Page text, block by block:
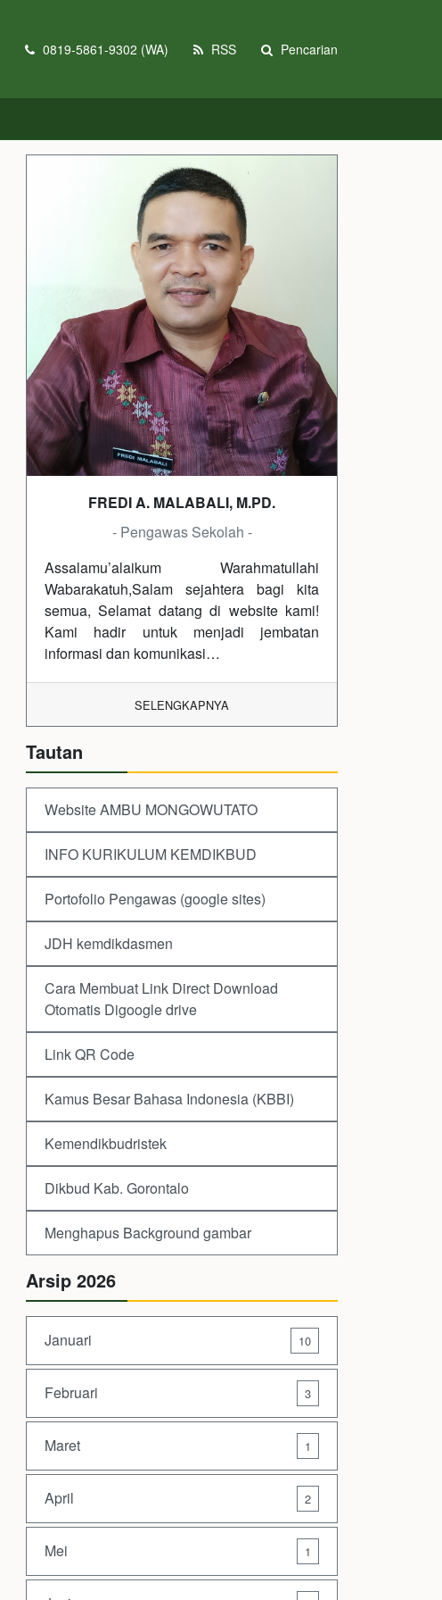
0819-5861-9302 (WA) RSS Pencarian
FREDI A. MALABALI, M.PD.
- Pengawas Sekolah -
Assalamu’alaikum Warahmatullahi
Wabarakatuh,Salam sejahtera bagi kita
semua, Selamat datang di website kami!
Kami hadir untuk menjadi jembatan
informasi dan komunikasi…
SELENGKAPNYA
Tautan
Website AMBU MONGOWUTATO
INFO KURIKULUM KEMDIKBUD
Portofolio Pengawas (google sites)
JDH kemdikdasmen
Cara Membuat Link Direct Download
Otomatis Digoogle drive
Link QR Code
Kamus Besar Bahasa Indonesia (KBBI)
Kemendikbudristek
Dikbud Kab. Gorontalo
Menghapus Background gambar
Arsip 2026
Januari 10
Februari 3
Maret 1
April 2
Mei 1